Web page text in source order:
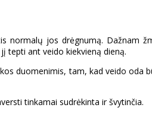
normalų jos drėgnumą. Dažnam
tepti ant veido kiekvieną dieną.
duomenimis, tam, kad veido
tinkamai sudrėkinta ir švytinčia.